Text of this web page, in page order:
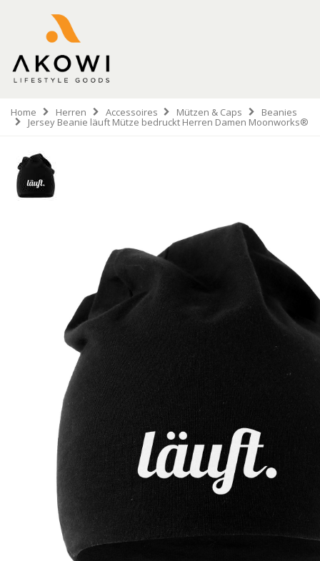
Home Herren Accessoires Mützen & Caps Beanies
Jersey Beanie läuft Mütze bedruckt Herren Damen Moonworks®